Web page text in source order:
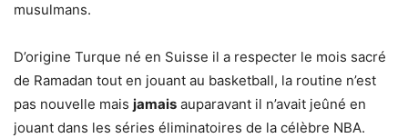
musulmans.
D’origine Turque né en Suisse il a respecter le mois sacré
de Ramadan tout en jouant au basketball, la routine n’est
pas nouvelle mais jamais auparavant il n’avait jeûné en
jouant dans les séries éliminatoires de la célèbre NBA.